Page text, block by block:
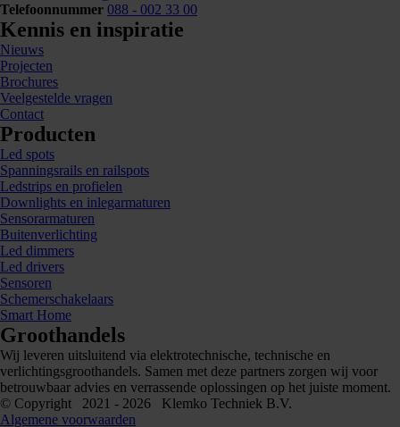
Telefoonnummer 088 - 002 33 00
Kennis en inspiratie
Nieuws
Projecten
Brochures
Veelgestelde vragen
Contact
Producten
Led spots
Spanningsrails en railspots
Ledstrips en profielen
Downlights en inlegarmaturen
Sensorarmaturen
Buitenverlichting
Led dimmers
Led drivers
Sensoren
Schemerschakelaars
Smart Home
Groothandels
Wij leveren uitsluitend via elektrotechnische, technische en
verlichtingsgroothandels. Samen met deze partners zorgen wij voor
betrouwbaar advies en verrassende oplossingen op het juiste moment.
© Copyright 2021 - 2026 Klemko Techniek B.V.
Algemene voorwaarden